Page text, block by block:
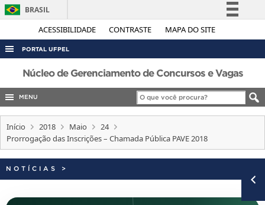
ACESSIBILIDADE CONTRASTE MAPA DO SITE
BRASIL
Simplifique!
Legislação
Canais
PORTAL UFPEL
ACESSO À INFORMAÇÃO
AUDITORIA
CONCURSOS
EDITAIS
INTERNACIONAL
Núcleo de Gerenciamento de Concursos e Vagas
MENU
Início 2018 Maio
24
Prorrogação das Inscrições – Chamada Pública PAVE 2018
NOTÍCIAS >